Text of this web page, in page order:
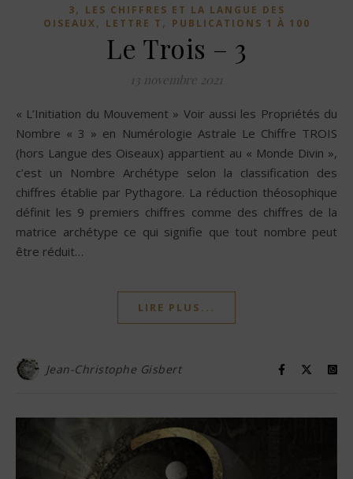
3, LES CHIFFRES ET LA LANGUE DES
OISEAUX, LETTRE T , PUBLICATIONS 1 À 100
Le Trois – 3
13 novembre 2021
« L’Initiation du Mouvement » Voir aussi les Propriétés du
Nombre « 3 » en Numérologie Astrale Le Chiffre TROIS
(hors Langue des Oiseaux) appartient au « Monde Divin »,
c’est un Nombre Archétype selon la classification des
chiffres établie par Pythagore. La réduction théosophique
définit les 9 premiers chiffres comme des chiffres de la
matrice archétype ce qui signifie que tout nombre peut
être réduit…
LIRE PLUS...
Jean-Christophe Gisbert